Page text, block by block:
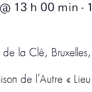
13 h 00 min -
la Clé,
de l’Autre «